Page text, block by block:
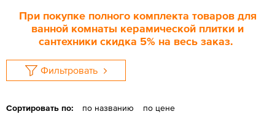
При покупке полного комплекта товаров для
ванной комнаты керамической плитки и
сантехники скидка 5% на весь заказ.
Фильтровать
Сортировать по: по названию по цене